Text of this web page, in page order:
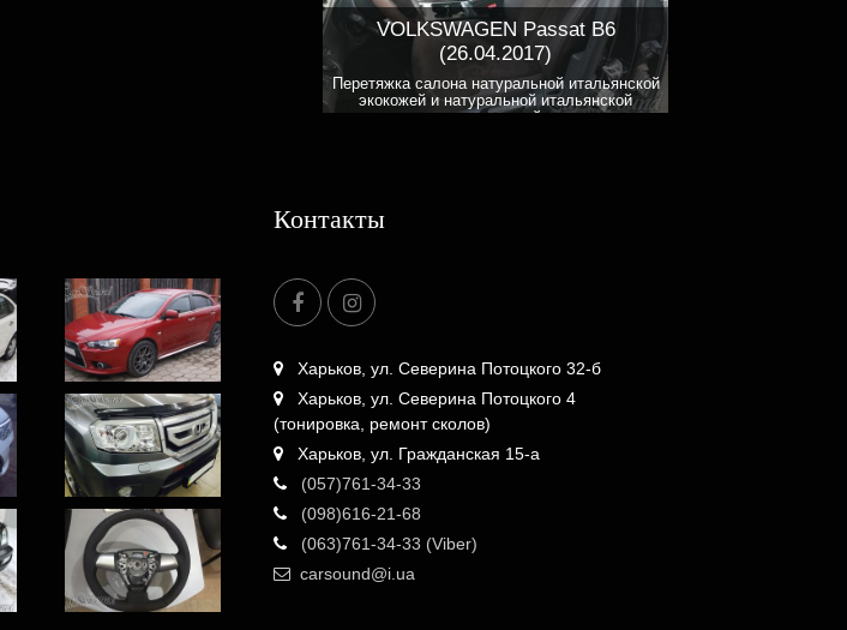
VOLKSWAGEN Passat B6
(26.04.2017)
Перетяжка салона натуральной итальянской
экокожей и натуральной итальянской
алькантарой
Контакты
Харьков, ул. Северина Потоцкого 32-б
Харьков, ул. Северина Потоцкого 4
(тонировка, ремонт сколов)
Харьков, ул. Гражданская 15-а
(057)761-34-33
(098)616-21-68
(063)761-34-33 (Viber)
carsound@i.ua